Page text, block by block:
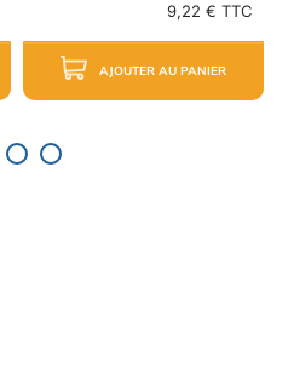
9,22 € TTC
AJOUTER AU PANIER